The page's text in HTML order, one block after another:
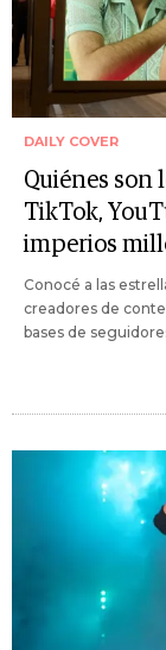
DAILY COVER
Quiénes son
TikTok,
imperios
Conocé a las
creadores de
bases de